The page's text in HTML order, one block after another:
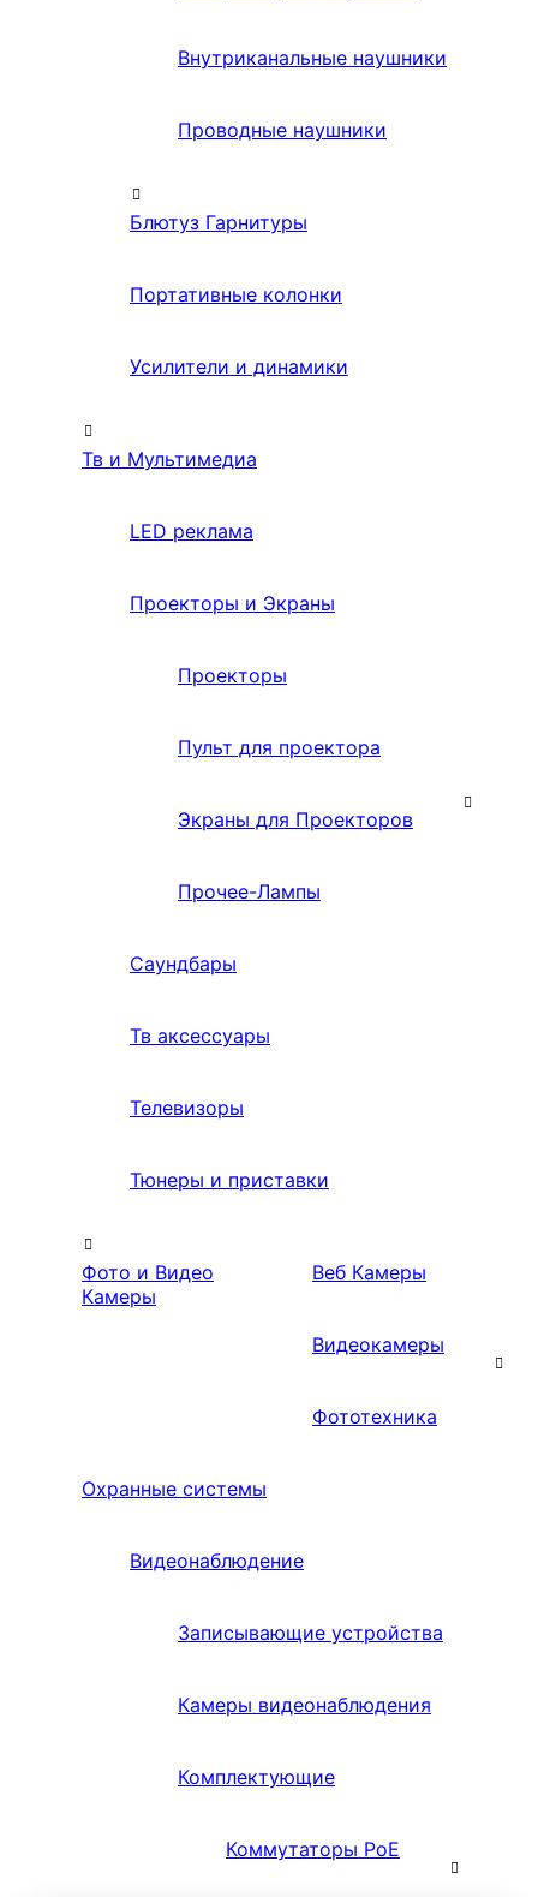
Внутриканальные наушники
Проводные наушники
Блютуз Гарнитуры
Портативные колонки
Усилители и динамики
Тв и Мультимедиа
LED реклама
Проекторы и Экраны
Проекторы
Пульт для проектора
Экраны для Проекторов
Прочее-Лампы
Саундбары
Тв аксессуары
Телевизоры
Тюнеры и приставки
Фото и Видео
Камеры
Веб Камеры
Видеокамеры
Фототехника
Охранные системы
Видеонаблюдение
Записывающие устройства
Камеры видеонаблюдения
Комплектующие
Коммутаторы PoE